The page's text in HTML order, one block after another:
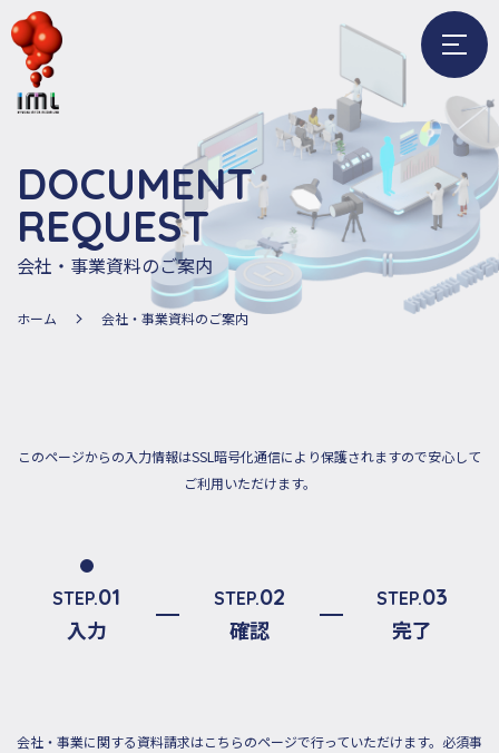
ニ
ュ
ー
を
開
DOCUMENT
REQUEST
会社・事業資料のご案内
ホーム 会社・事業資料のご案内
このページからの入力情報はSSL暗号化通信により保護されますので安心して
ご利用いただけます。
STEP.01
入力
STEP.02
確認
STEP.03
完了
会社・事業に関する資料請求はこちらのページで行っていただけます。 必須事